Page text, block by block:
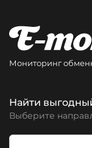
Мониторинг
Найти
Выберите